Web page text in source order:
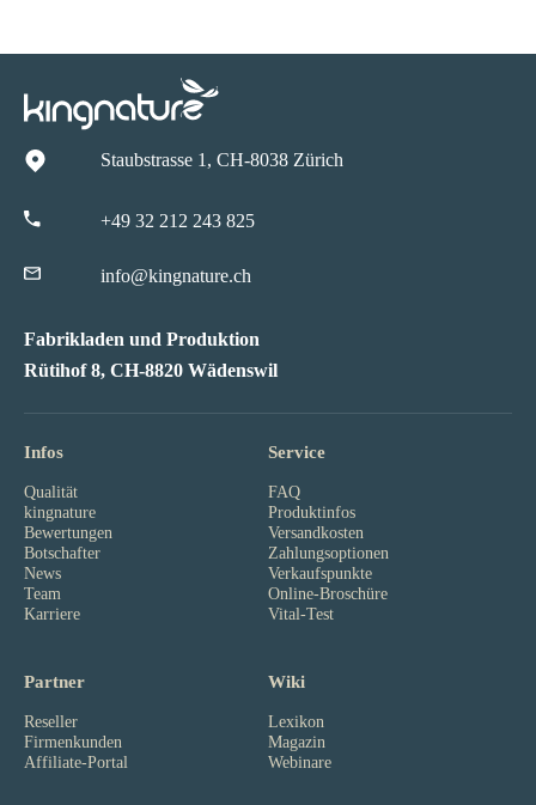
Staubstrasse 1, CH-8038 Zürich
+49 32 212 243 825
info@kingnature.ch
Fabrikladen und Produktion
Rütihof 8, CH-8820 Wädenswil
Infos
Qualität
kingnature
Bewertungen
Botschafter
News
Team
Karriere
Service
FAQ
Produktinfos
Versandkosten
Zahlungsoptionen
Verkaufspunkte
Online-Broschüre
Vital-Test
Partner
Reseller
Firmenkunden
Affiliate-Portal
Wiki
Lexikon
Magazin
Webinare